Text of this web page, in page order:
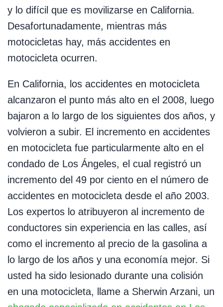
y lo difícil que es movilizarse en California.
Desafortunadamente, mientras más
motocicletas hay, más accidentes en
motocicleta ocurren.
En California, los accidentes en motocicleta
alcanzaron el punto más alto en el 2008, luego
bajaron a lo largo de los siguientes dos años, y
volvieron a subir. El incremento en accidentes
en motocicleta fue particularmente alto en el
condado de Los Ángeles, el cual registró un
incremento del 49 por ciento en el número de
accidentes en motocicleta desde el año 2003.
Los expertos lo atribuyeron al incremento de
conductores sin experiencia en las calles, así
como el incremento al precio de la gasolina a
lo largo de los años y una economía mejor. Si
usted ha sido lesionado durante una colisión
en una motocicleta, llame a Sherwin Arzani, un